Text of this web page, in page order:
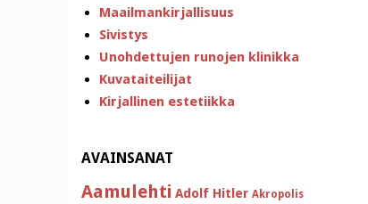
Maailmankirjallisuus
Sivistys
Unohdettujen runojen klinikka
Kuvataiteilijat
Kirjallinen estetiikka
AVAINSANAT
Aamulehti Adolf Hitler Akropolis